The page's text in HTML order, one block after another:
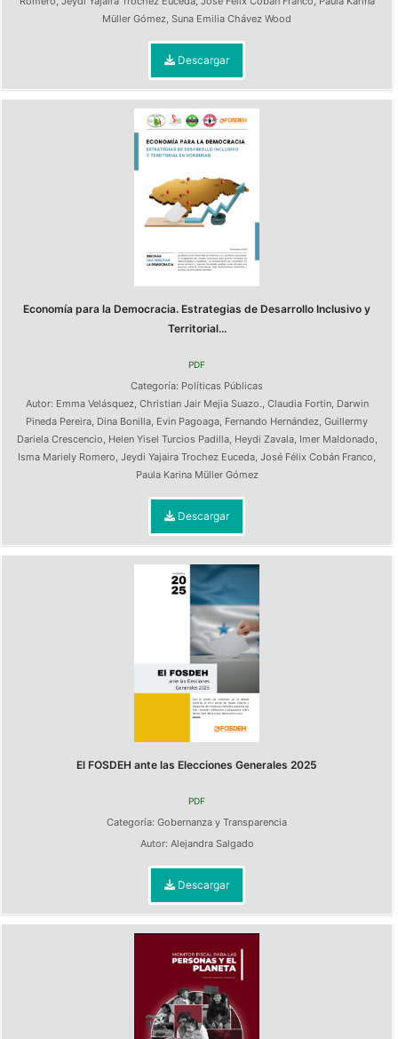
Müller Gómez, Suna Emilia Chávez Wood
Descargar
Economía para la Democracia. Estrategias de Desarrollo Inclusivo y
Territorial...
PDF
Categoría: Políticas Públicas
Autor: Emma Velásquez, Christian Jair Mejia Suazo., Claudia Fortin, Darwin
Pineda Pereira, Dina Bonilla, Evin Pagoaga, Fernando Hernández, Guillermy
Dariela Crescencio, Helen Yisel Turcios Padilla, Heydi Zavala, Imer Maldonado,
Isma Mariely Romero, Jeydi Yajaira Trochez Euceda, José Félix Cobán Franco,
Paula Karina Müller Gómez
Descargar
El FOSDEH ante las Elecciones Generales 2025
PDF
Categoría: Gobernanza y Transparencia
Autor: Alejandra Salgado
Descargar